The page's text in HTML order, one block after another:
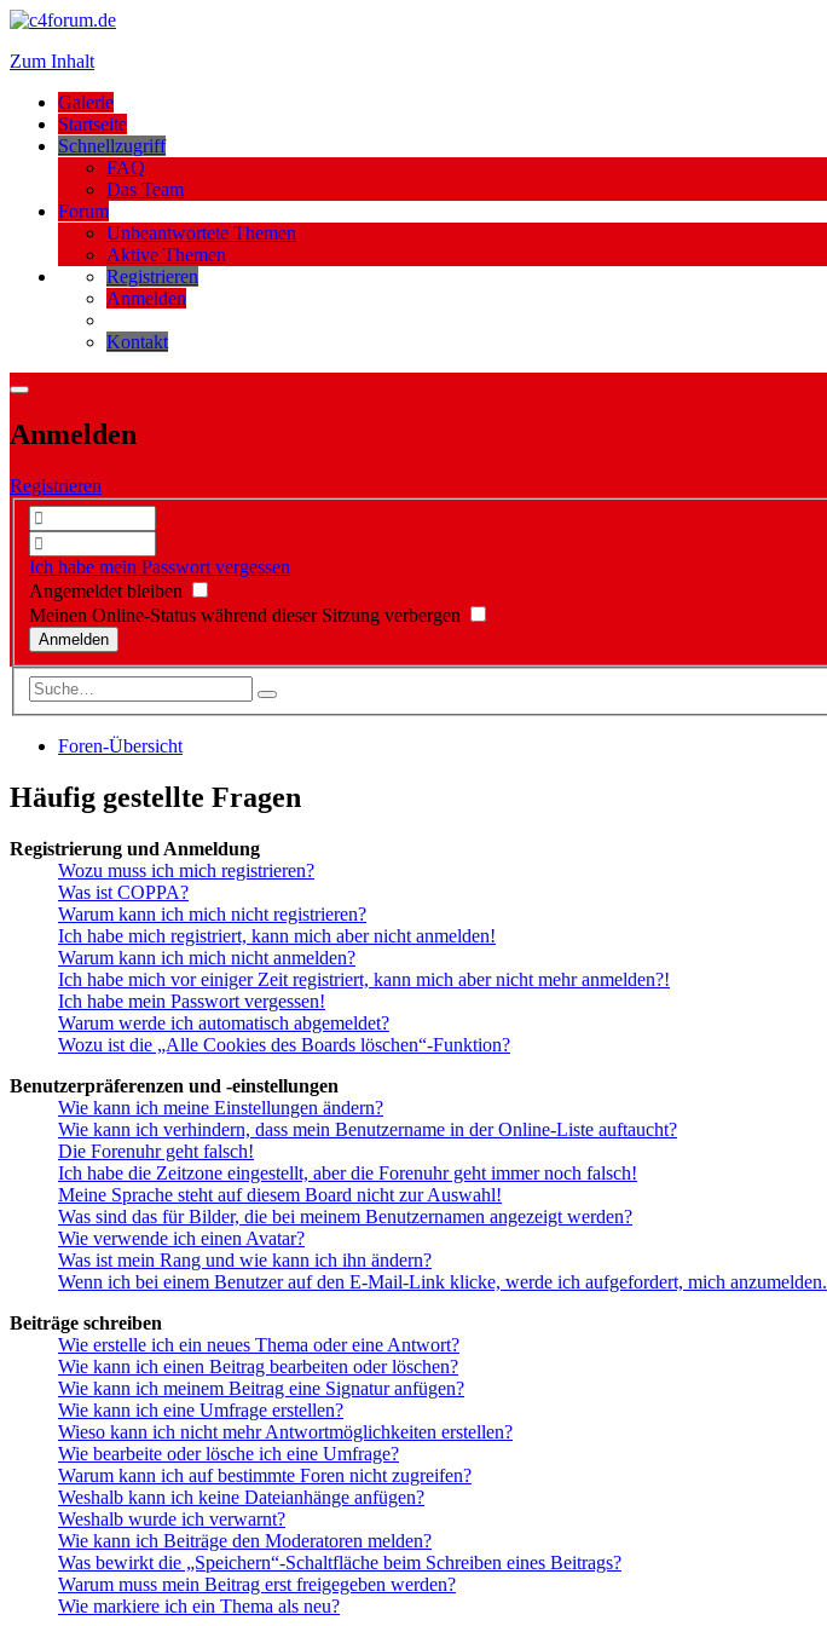
Zum Inhalt
Galerie
Startseite
Schnellzugriff
FAQ
Das Team
Forum
Unbeantwortete Themen
Aktive Themen
Registrieren
Anmelden
Kontakt
Anmelden
Registrieren
Ich habe mein Passwort vergessen
Angemeldet bleiben
Meinen Online-Status während dieser Sitzung verbergen
Foren-Übersicht
Häufig gestellte Fragen
Registrierung und Anmeldung
Wozu muss ich mich registrieren?
Was ist COPPA?
Warum kann ich mich nicht registrieren?
Ich habe mich registriert, kann mich aber nicht anmelden!
Warum kann ich mich nicht anmelden?
Ich habe mich vor einiger Zeit registriert, kann mich aber nicht mehr anmelden?!
Ich habe mein Passwort vergessen!
Warum werde ich automatisch abgemeldet?
Wozu ist die „Alle Cookies des Boards löschen“-Funktion?
Benutzerpräferenzen und -einstellungen
Wie kann ich meine Einstellungen ändern?
Wie kann ich verhindern, dass mein Benutzername in der Online-Liste auftaucht?
Die Forenuhr geht falsch!
Ich habe die Zeitzone eingestellt, aber die Forenuhr geht immer noch falsch!
Meine Sprache steht auf diesem Board nicht zur Auswahl!
Was sind das für Bilder, die bei meinem Benutzernamen angezeigt werden?
Wie verwende ich einen Avatar?
Was ist mein Rang und wie kann ich ihn ändern?
Wenn ich bei einem Benutzer auf den E-Mail-Link klicke, werde ich aufgefordert, mich anzumelden.
Beiträge schreiben
Wie erstelle ich ein neues Thema oder eine Antwort?
Wie kann ich einen Beitrag bearbeiten oder löschen?
Wie kann ich meinem Beitrag eine Signatur anfügen?
Wie kann ich eine Umfrage erstellen?
Wieso kann ich nicht mehr Antwortmöglichkeiten erstellen?
Wie bearbeite oder lösche ich eine Umfrage?
Warum kann ich auf bestimmte Foren nicht zugreifen?
Weshalb kann ich keine Dateianhänge anfügen?
Weshalb wurde ich verwarnt?
Wie kann ich Beiträge den Moderatoren melden?
Was bewirkt die „Speichern“-Schaltfläche beim Schreiben eines Beitrags?
Warum muss mein Beitrag erst freigegeben werden?
Wie markiere ich ein Thema als neu?